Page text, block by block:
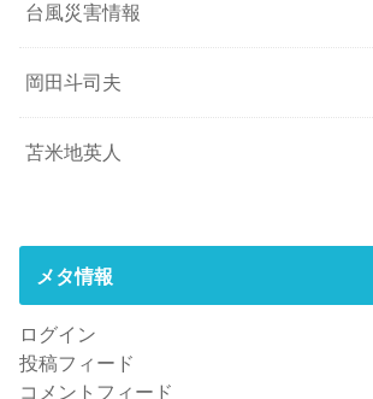
台風災害情報
岡田斗司夫
苫米地英人
メタ情報
ログイン
投稿フィード
コメントフィード